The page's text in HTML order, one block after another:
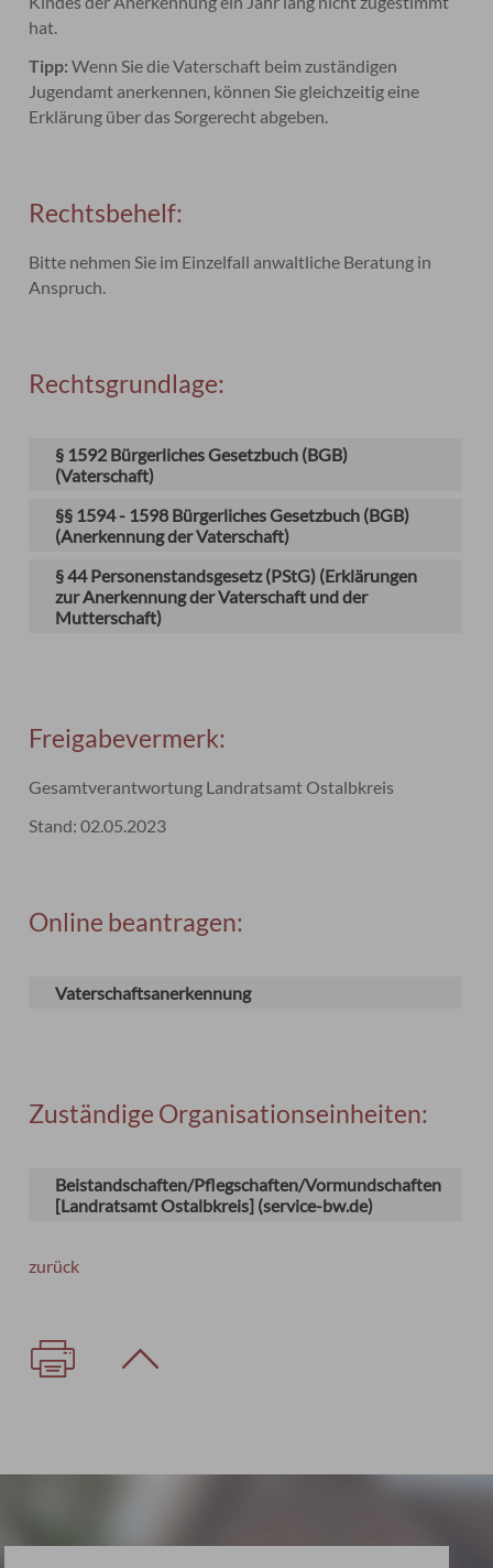
hat.
Tipp: Wenn Sie die Vaterschaft beim zuständigen
Jugendamt anerkennen, können Sie gleichzeitig eine
Erklärung über das Sorgerecht abgeben.
Rechtsbehelf:
Bitte nehmen Sie im Einzelfall anwaltliche Beratung in
Anspruch.
Rechtsgrundlage:
§ 1592 Bürgerliches Gesetzbuch (BGB)
(Vaterschaft)
§§ 1594 - 1598 Bürgerliches Gesetzbuch (BGB)
(Anerkennung der Vaterschaft)
§ 44 Personenstandsgesetz (PStG) (Erklärungen
zur Anerkennung der Vaterschaft und der
Mutterschaft)
Freigabevermerk:
Gesamtverantwortung Landratsamt Ostalbkreis
Stand: 02.05.2023
Online beantragen:
Vaterschaftsanerkennung
Zuständige Organisationseinheiten:
Beistandschaften/Pflegschaften/Vormundschaften
[Landratsamt Ostalbkreis] (service-bw.de)
zurück